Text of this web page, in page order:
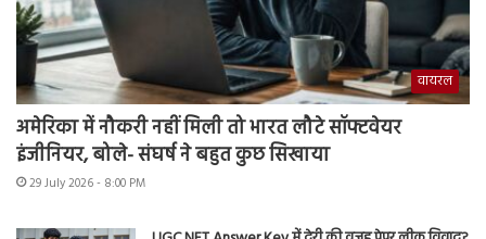
वायरल
अमेरिका में नौकरी नहीं मिली तो भारत लौटे सॉफ्टवेयर
इंजीनियर, बोले- संघर्ष ने बहुत कुछ सिखाया
29 July 2026 - 8:00 PM